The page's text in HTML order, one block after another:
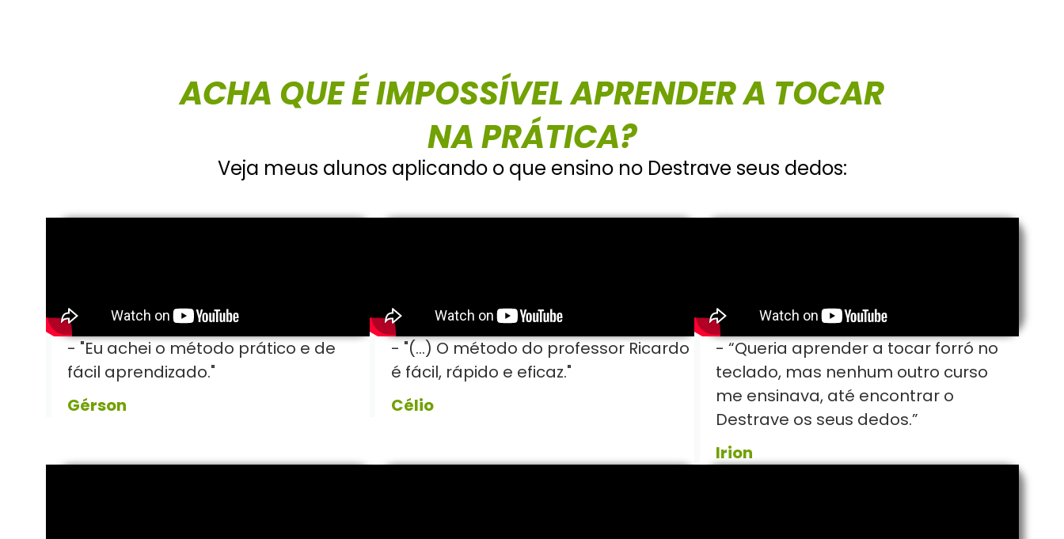
ACHA QUE É IMPOSSÍVEL APRENDER A TOCAR
NA PRÁTICA?
Veja meus alunos aplicando o que ensino no Destrave seus dedos:
- "Eu achei o método prático e de
fácil aprendizado."
Gérson
- "(...) O método do professor Ricardo
é fácil, rápido e eficaz."
Célio
- “Queria aprender a tocar forró no
teclado, mas nenhum outro curso
me ensinava, até encontrar o
Destrave os seus dedos.”
Irion